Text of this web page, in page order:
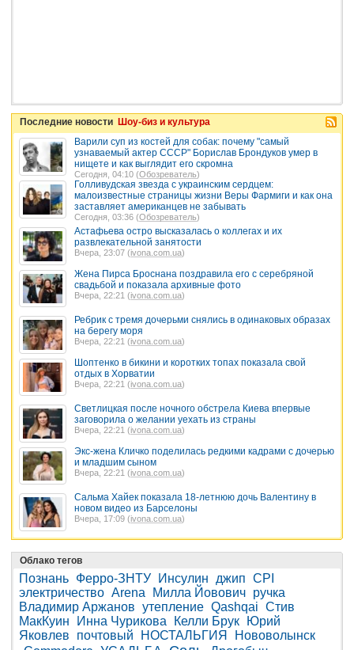
Последние новости Шоу-биз и культура
Варили суп из костей для собак: почему "самый
узнаваемый актер СССР" Борислав Брондуков умер в
нищете и как выглядит его скромна
Сегодня, 04:10 (Обозреватель)
Голливудская звезда с украинским сердцем:
малоизвестные страницы жизни Веры Фармиги и как она
заставляет американцев не забывать
Сегодня, 03:36 (Обозреватель)
Астафьева остро высказалась о коллегах и их
развлекательной занятости
Вчера, 23:07 (ivona.com.ua)
Жена Пирса Броснана поздравила его с серебряной
свадьбой и показала архивные фото
Вчера, 22:21 (ivona.com.ua)
Ребрик с тремя дочерьми снялись в одинаковых образах
на берегу моря
Вчера, 22:21 (ivona.com.ua)
Шоптенко в бикини и коротких топах показала свой
отдых в Хорватии
Вчера, 22:21 (ivona.com.ua)
Светлицкая после ночного обстрела Киева впервые
заговорила о желании уехать из страны
Вчера, 22:21 (ivona.com.ua)
Экс-жена Кличко поделилась редкими кадрами с дочерью
и младшим сыном
Вчера, 22:21 (ivona.com.ua)
Сальма Хайек показала 18-летнюю дочь Валентину в
новом видео из Барселоны
Вчера, 17:09 (ivona.com.ua)
Облако тегов
Познань Ферро-ЗНТУ Инсулин джип CPI
электричество Arena Милла Йовович ручка
Владимир Аржанов утепление Qashqai Стив
МакКуин
Инна Чурикова Келли Брук
Юрий
Яковлев
почтовый НОСТАЛЬГИЯ
Нововолынск